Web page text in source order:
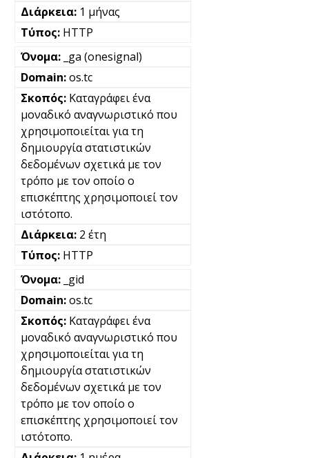
1 μήνας
HTTP
_ga (onesignal)
os.tc
Καταγράφει ένα
μοναδικό αναγνωριστικό που
χρησιμοποιείται για τη
δημιουργία στατιστικών
δεδομένων σχετικά με τον
τρόπο με τον οποίο ο
επισκέπτης χρησιμοποιεί τον
ιστότοπο.
2 έτη
HTTP
_gid
os.tc
Καταγράφει ένα
μοναδικό αναγνωριστικό που
χρησιμοποιείται για τη
δημιουργία στατιστικών
δεδομένων σχετικά με τον
τρόπο με τον οποίο ο
επισκέπτης χρησιμοποιεί τον
ιστότοπο.